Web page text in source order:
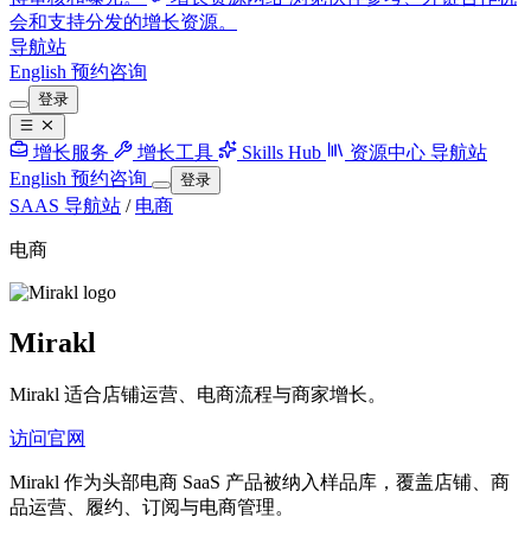
会和支持分发的增长资源。
导航站
English 预约咨询
登录
增长服务 增长工具 Skills Hub 资源中心 导航站
English 预约咨询 登录
SAAS 导航站 / 电商
电商
Mirakl
Mirakl 适合店铺运营、电商流程与商家增长。
访问官网
Mirakl 作为头部电商 SaaS 产品被纳入样品库，覆盖店铺、商
品运营、履约、订阅与电商管理。